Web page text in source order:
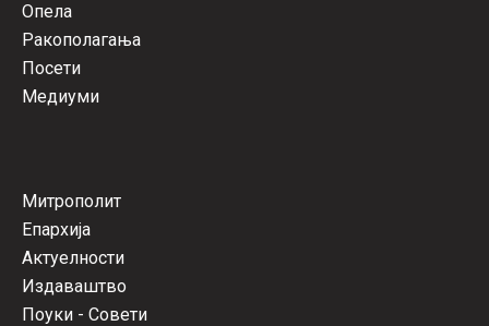
Опела
Ракополагања
Посети
Медиуми
Митрополит
Епархија
Актуелности
Издаваштво
Поуки - Совети